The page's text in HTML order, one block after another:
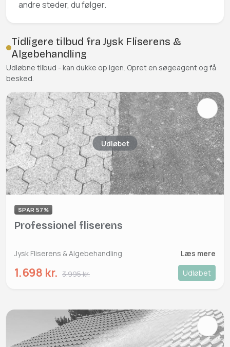
andre steder, du følger.
Tidligere tilbud fra Jysk Fliserens &
Algebehandling
Udløbne tilbud - kan dukke op igen. Opret en søgeagent og få
besked.
Udløbet
SPAR 57%
Professionel fliserens
Jysk Fliserens & Algebehandling Læs mere
1.698 kr. 3.995 kr. Udløbet